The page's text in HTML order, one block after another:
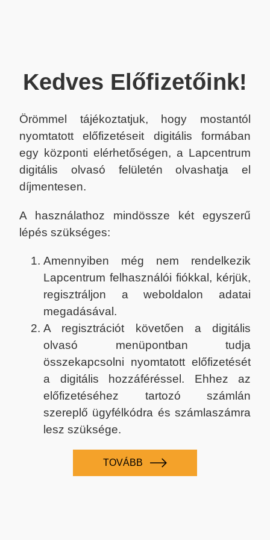
Kedves Előfizetőink!
Örömmel tájékoztatjuk, hogy mostantól
nyomtatott előfizetéseit digitális formában
egy központi elérhetőségen, a Lapcentrum
digitális olvasó felületén olvashatja el
díjmentesen.
A használathoz mindössze két egyszerű
lépés szükséges:
Amennyiben még nem rendelkezik
Lapcentrum felhasználói fiókkal, kérjük,
regisztráljon a weboldalon adatai
megadásával.
A regisztrációt követően a digitális
olvasó menüpontban tudja
összekapcsolni nyomtatott előfizetését
a digitális hozzáféréssel. Ehhez az
előfizetéséhez tartozó számlán
szereplő ügyfélkódra és számlaszámra
lesz szüksége.
TOVÁBB